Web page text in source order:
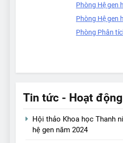
Tin tức - Hoạt động
Hội thảo Khoa học Thanh
hệ gen năm 2024
Phòng Hệ gen
Phòng Hệ gen
Phòng Phân